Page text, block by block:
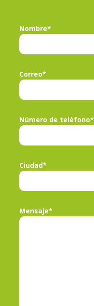
Nombre*
Correo*
Número de teléfono*
Ciudad*
Mensaje*